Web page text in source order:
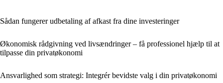
Sådan fungerer udbetaling af afkast fra dine investeringer
Økonomisk rådgivning ved livsændringer – få professionel hjælp til at
tilpasse din privatøkonomi
Ansvarlighed som strategi: Integrér bevidste valg i din privatøkonomi